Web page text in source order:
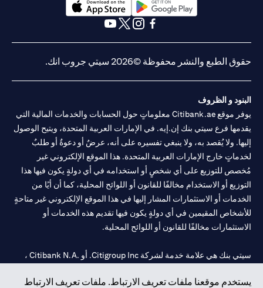
يستخدم موقعنا ملفات تعريف الارتباط. ملفات تعريف الارتباط
opens in a new tab
opens in a new tab
حقوق الطبع والنشر محفوظة ©2026 سيتي جروب انك.
البنود و الظروف
يوفر موقع Citibank.ae معلوماتٍ حول الحسابات والخدمات المالية التي
يقدمها فرع سيتي بنك إن.إيه. في الإمارات العربية المتحدة، ويتيح الوصول
إليها. ولا يُقصد به، ولا ينبغي تفسيره على أنه، عرضٌ أو دعوةٌ أو طلبٌ
لخدماتٍ خارج الإمارات العربية المتحدة. هذا الموقع الإلكتروني غير
مُخصص للتوزيع على أي شخصٍ أو استخدامه في أي دولةٍ يكون فيها هذا
التوزيع أو الاستخدام مخالفًا للقانون أو اللوائح المحلية، كما أن أيًا من
الخدمات أو الاستثمارات المشار إليها في هذا الموقع الإلكتروني غير متاحةٍ
للأشخاص المقيمين في أي دولةٍ يكون فيها تقديم هذه الخدمات أو
الاستثمارات مخالفًا للقانون أو اللوائح المحلية.
سيتي بنك هي علامة خدمة لشركة Citigroup Inc. أو .Citibank N.A ،